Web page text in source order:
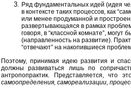
Ряд фундаментальных идей (идея
в контексте таких процессов, как
или менее продуманной и
развертывающаяся в рамках
говоря, в “классной комнате”,
(направленность на развитие).
“отвечают” на накопившиеся
Поэтому, принимая идею развития и
должны развиваться лишь по
антропопрактик. Представляется, что
самоопределения, самореализации,